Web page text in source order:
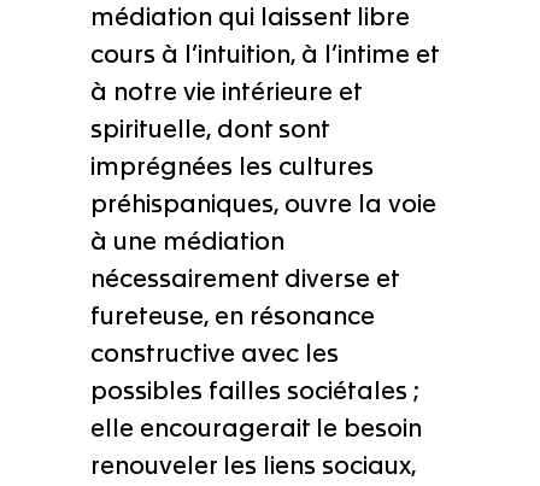
médiation qui laissent libre
cours à l’intuition, à l’intime et
à notre vie intérieure et
spirituelle, dont sont
imprégnées les cultures
préhispaniques, ouvre la voie
à une médiation
nécessairement diverse et
fureteuse, en résonance
constructive avec les
possibles failles sociétales ;
elle encouragerait le besoin
renouveler les liens sociaux,